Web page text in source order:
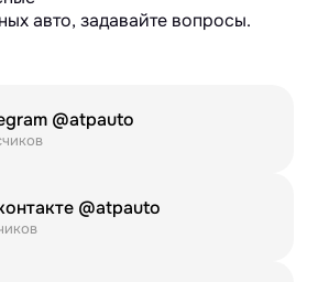
авто, задавайте вопросы.
@atpauto
@atpauto